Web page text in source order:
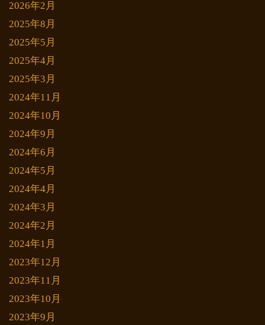
2026年2月
2025年8月
2025年5月
2025年4月
2025年3月
2024年11月
2024年10月
2024年9月
2024年6月
2024年5月
2024年4月
2024年3月
2024年2月
2024年1月
2023年12月
2023年11月
2023年10月
2023年9月